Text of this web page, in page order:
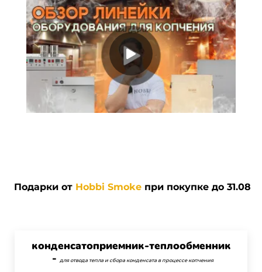
Подарки от Hobbi Smoke при покупке до 31.08
конденсатоприемник-теплообменник
- для отвода тепла и сбора конденсата в процессе копчения